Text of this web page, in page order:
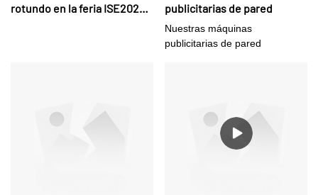
rotundo en la feria ISE2025
publicitarias de pared
Nuestras máquinas
publicitarias de pared